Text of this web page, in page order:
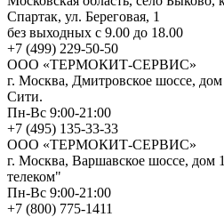
Спартак, ул. Береговая, 1
без выходных с 9.00 до 18.00
+7 (499) 229-50-50
ООО «ТЕРМОКИТ-СЕРВИС»
г. Москва, Дмитровское шоссе,
Сити.
Пн-Вс 9:00-21:00
+7 (495) 135-33-33
ООО «ТЕРМОКИТ-СЕРВИС»
г. Москва, Варшавское шоссе,
телеком"
Пн-Вс 9:00-21:00
+7 (800) 775-1411